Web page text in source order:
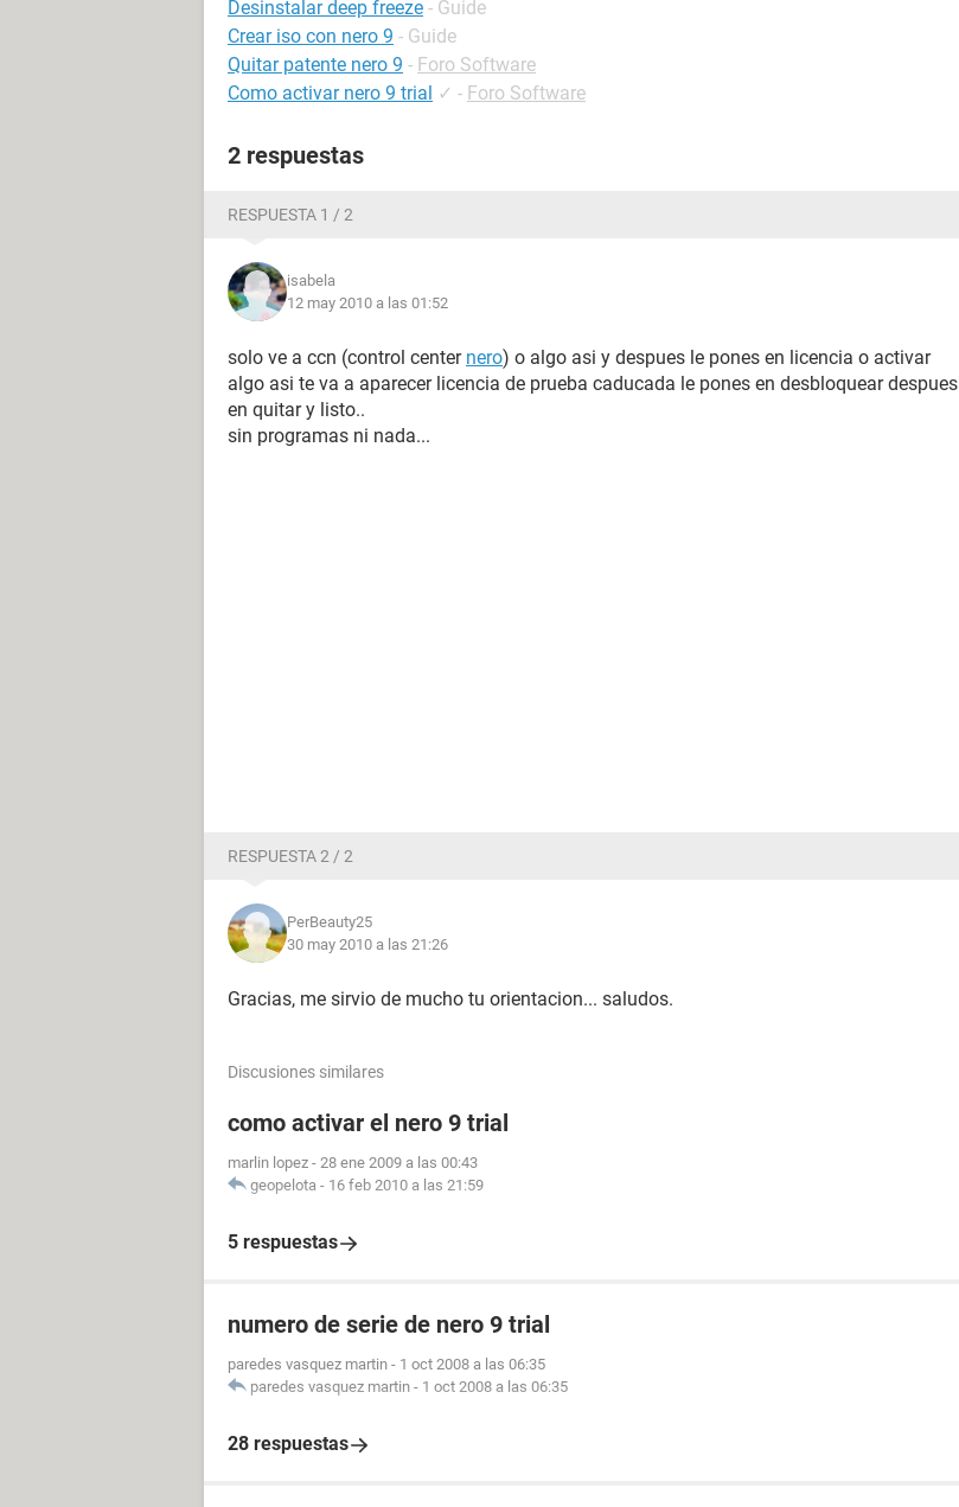
Desinstalar deep freeze - Guide
Crear iso con nero 9 - Guide
Quitar patente nero 9 - Foro Software
Como activar nero 9 trial ✓ - Foro Software
2 respuestas
RESPUESTA 1 / 2
isabela
12 may 2010 a las 01:52
solo ve a ccn (control center nero) o algo asi y despues le pones en licencia o activar
algo asi te va a aparecer licencia de prueba caducada le pones en desbloquear despues
en quitar y listo..
sin programas ni nada...
RESPUESTA 2 / 2
PerBeauty25
30 may 2010 a las 21:26
Gracias, me sirvio de mucho tu orientacion... saludos.
Discusiones similares
como activar el nero 9 trial
marlin lopez - 28 ene 2009 a las 00:43
geopelota - 16 feb 2010 a las 21:59
5 respuestas
numero de serie de nero 9 trial
paredes vasquez martin - 1 oct 2008 a las 06:35
paredes vasquez martin - 1 oct 2008 a las 06:35
28 respuestas